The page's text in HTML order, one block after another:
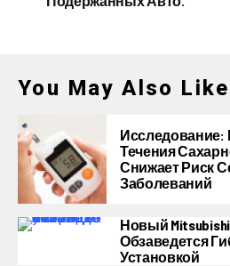
You May Also Like
Исследование:
Течения
Снижает Риск
Заболеваний
Новый
Обзаведется
Установкой